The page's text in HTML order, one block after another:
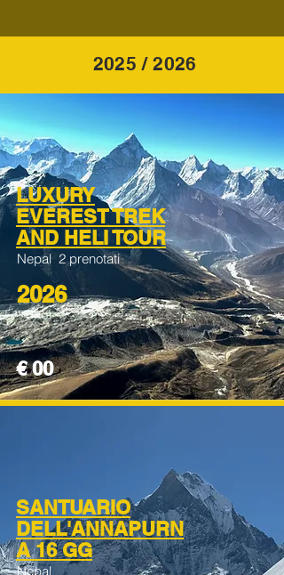
2025 / 2026
LUXURY
EVEREST TREK
AND HELI TOUR
Nepal 2 prenotati
2026
€ 00
SANTUARIO
DELL'ANNAPURN
A 16 GG
Nepal